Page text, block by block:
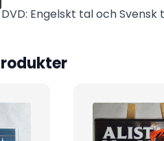
DVD: Engelskt tal och Svensk